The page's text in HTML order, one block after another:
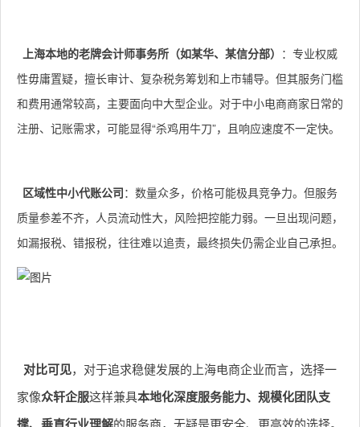
上海本地的老牌会计师事务所（如某华、某信分部） ：专业权威
性毋庸置疑，擅长审计、复杂税务筹划和上市辅导。但其服务门槛
和费用通常较高，主要面向中大型企业。对于中小电商商家日常的
注册、记账需求，可能显得“杀鸡用牛刀”，且响应速度不一定快。
区域性中小代账公司：数量众多，价格可能极具竞争力。但服务
质量参差不齐，人员流动性大，风险把控能力弱。一旦出现问题，
如漏报税、错报税，往往难以追责，最终损失仍需企业自己承担。
对比可见，对于追求稳健发展的上海电商企业而言，选择一
家像众轩企服这样兼具本地化深度服务能力、规模化团队支
的服务商，无疑是更安全、更高效的选择。